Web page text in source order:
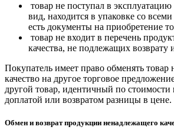
товар не поступал в
вид, находится в упаковке со
есть документы на приобретение
товар не входит в перечень
качества, не подлежащих возврату
Покупатель имеет право обменять товар
качество на другое торговое
другой товар, идентичный по стоимости
доплатой или возвратом разницы в цене.
Обмен и возврат продукции ненадлежащего